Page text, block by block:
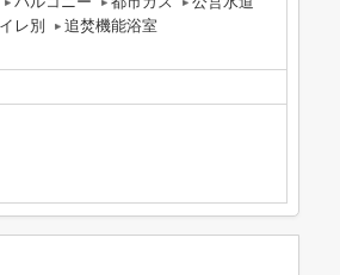
レ別
追焚機能浴室